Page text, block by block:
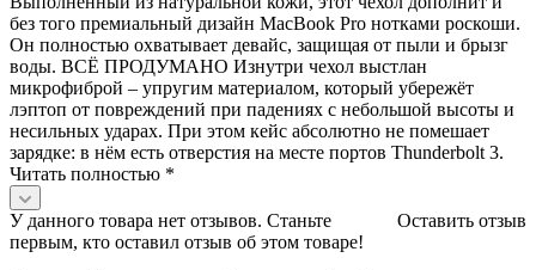
без того премиальный дизайн MacBook Pro нотками роскоши.
Он полностью охватывает девайс, защищая от пыли и брызг
воды. ВСЁ ПРОДУМАНО Изнутри чехол выстлан
микрофиброй – упругим материалом, который убережёт
лэптоп от повреждений при падениях с небольшой высоты и
несильных ударах. При этом кейс абсолютно не помешает
зарядке: в нём есть отверстия на месте портов Thunderbolt 3.
Читать полностью *
Оставить отзыв
У данного товара нет отзывов. Станьте
первым, кто оставил отзыв об этом товаре!